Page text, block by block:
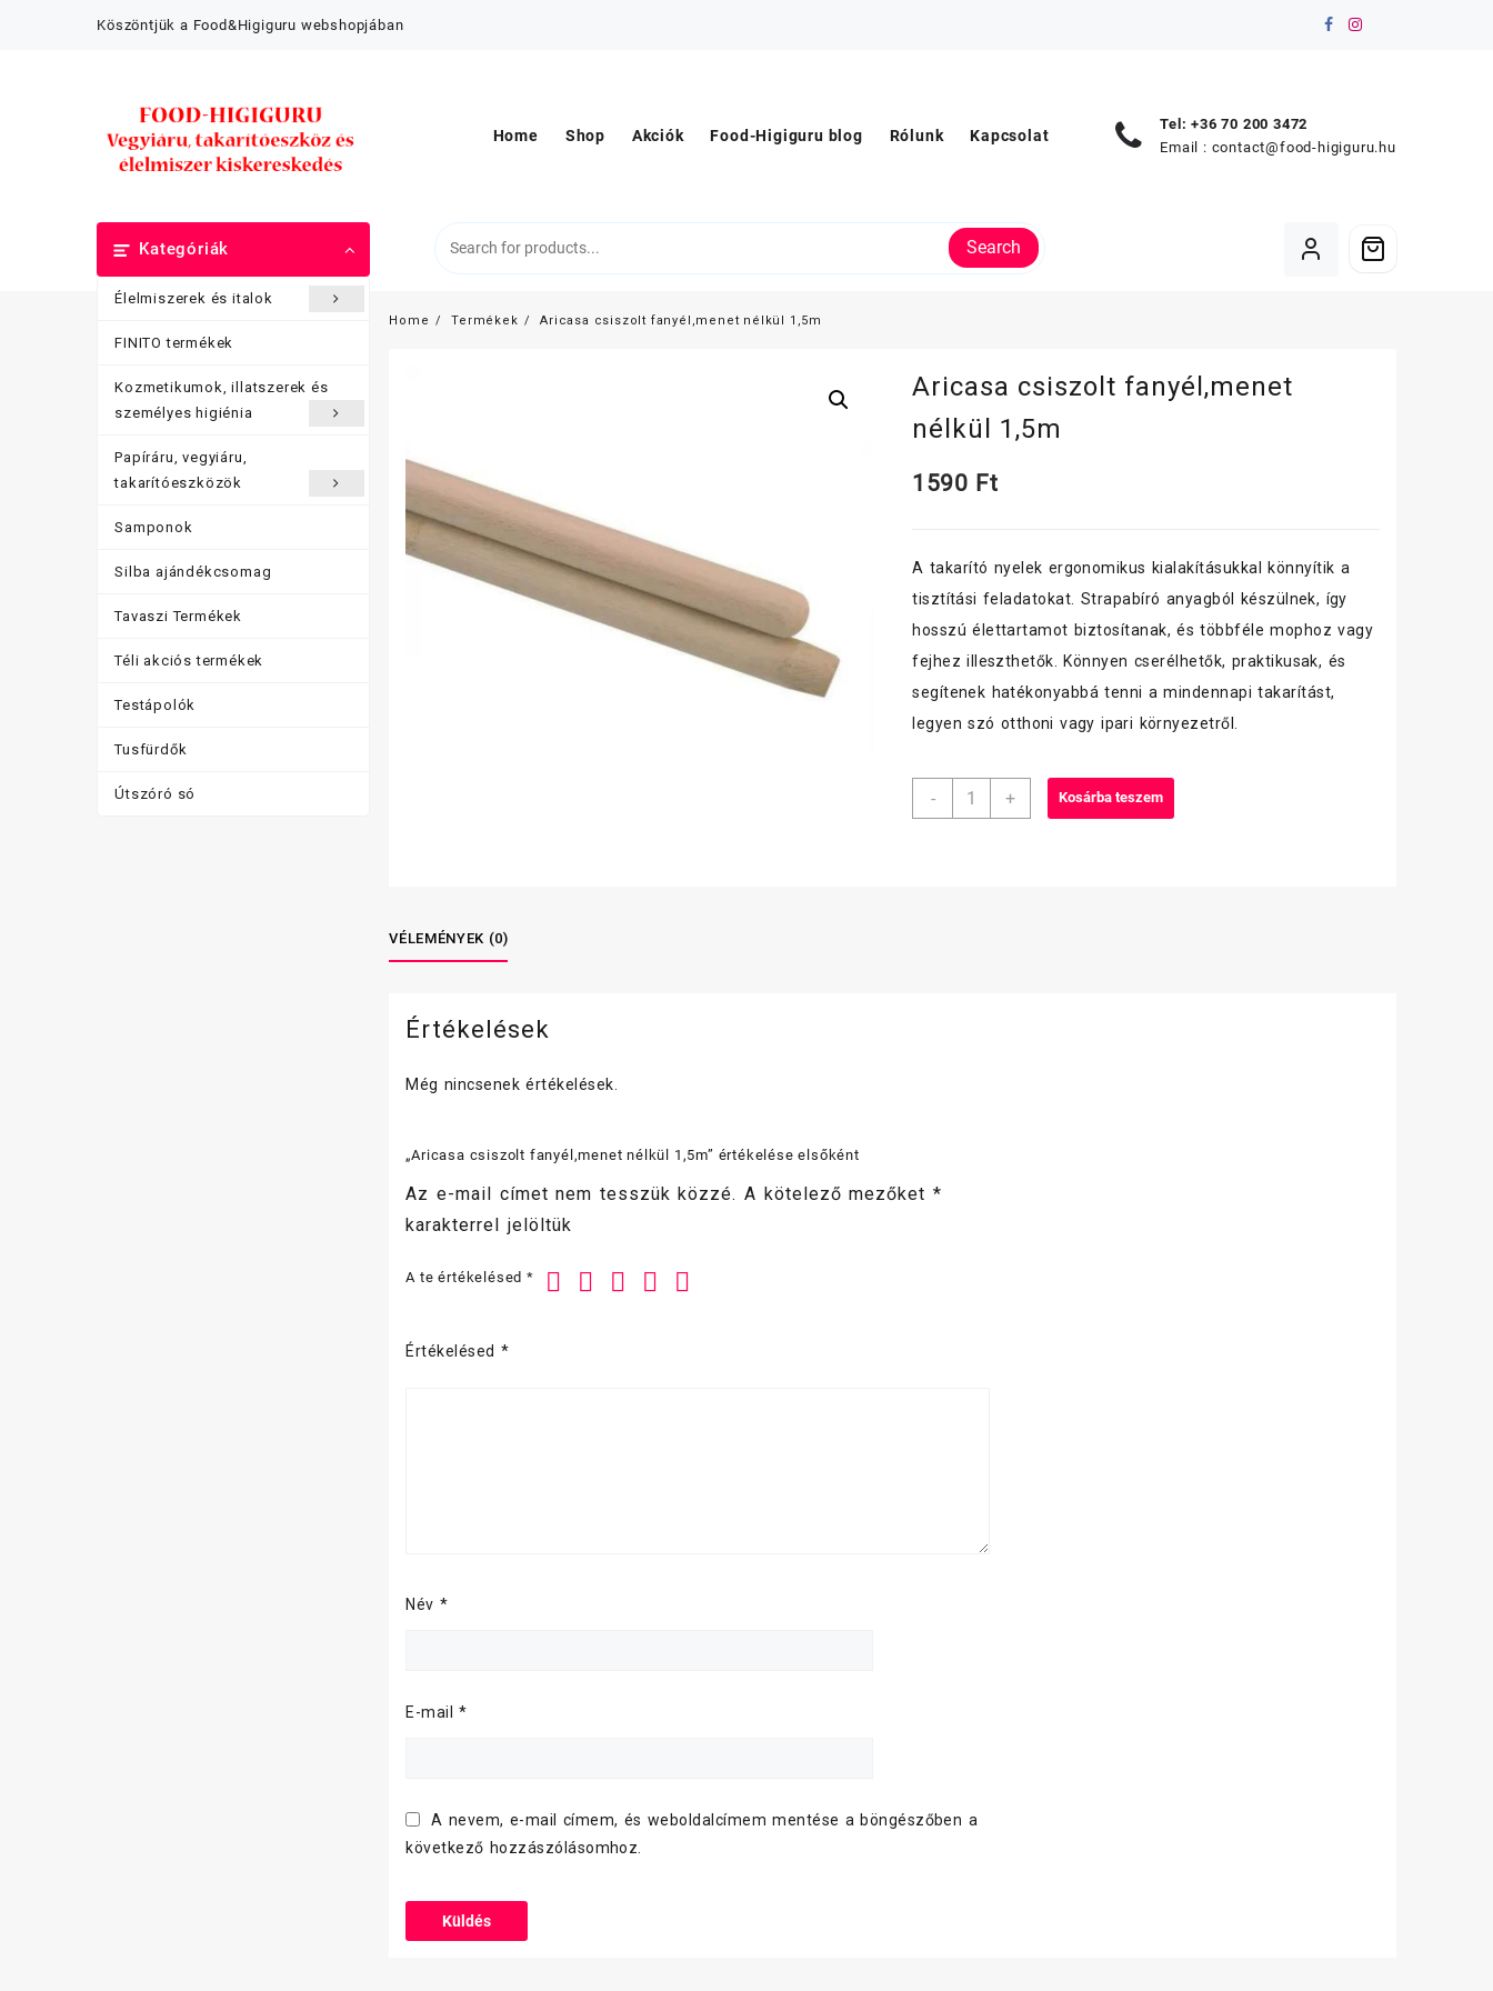
Köszöntjük a Food&Higiguru webshopjában
Home Shop Akciók Food-Higiguru blog Rólunk Kapcsolat
Tel: +36 70 200 3472
Email : contact@food-higiguru.hu
Kategóriák
Élelmiszerek és italok
FINITO termékek
Kozmetikumok, illatszerek és
személyes higiénia
Papíráru, vegyiáru,
takarítóeszközök
Samponok
Silba ajándékcsomag
Tavaszi Termékek
Téli akciós termékek
Testápolók
Tusfürdők
Útszóró só
Search
Home Termékek Aricasa csiszolt fanyél,menet nélkül 1,5m
Aricasa csiszolt fanyél,menet
nélkül 1,5m
1590 Ft
A takarító nyelek ergonomikus kialakításukkal könnyítik a
tisztítási feladatokat. Strapabíró anyagból készülnek, így
hosszú élettartamot biztosítanak, és többféle mophoz vagy
fejhez illeszthetők. Könnyen cserélhetők, praktikusak, és
segítenek hatékonyabbá tenni a mindennapi takarítást,
legyen szó otthoni vagy ipari környezetről.
-
Aricasa + Kosárba teszem
VÉLEMÉNYEK (0)
Értékelések
Még nincsenek értékelések.
„Aricasa csiszolt fanyél,menet nélkül 1,5m” értékelése elsőként
Az e-mail címet nem tesszük közzé. A kötelező mezőket *
karakterrel jelöltük
A te értékelésed *
Értékelésed *
Név *
E-mail*
A nevem, e-mail címem, és weboldalcímem mentése a böngészőben a
következő hozzászólásomhoz.